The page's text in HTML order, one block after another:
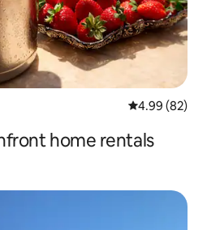
4.99 out of 5
4.99 (82)
home rentals